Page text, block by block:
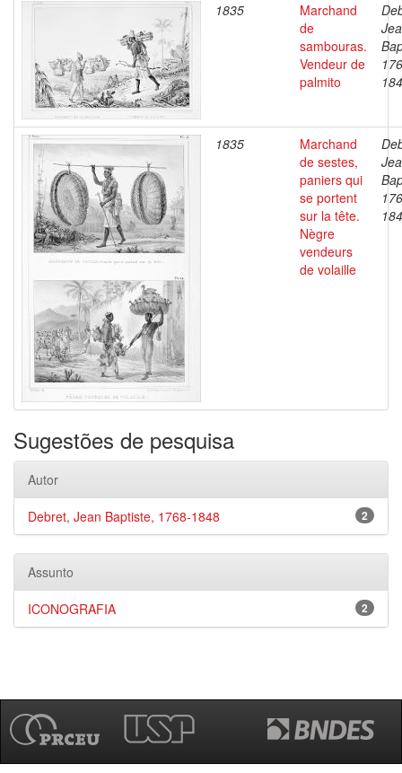
1835
Marchand
de
sambouras.
Vendeur de
palmito
1835
Marchand
de sestes,
paniers qui
se portent
sur la tête.
Nègre
vendeurs
de volaille
Sugestões de pesquisa
Autor
2
Debret, Jean Baptiste, 1768-1848
Assunto
2
ICONOGRAFIA